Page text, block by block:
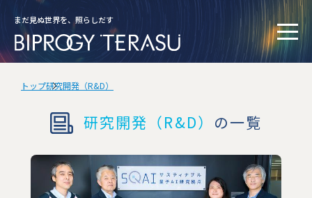
まだ見ぬ世界を、照らしだす
トップ研究開発（R&D）
研究開発（R&D） の一覧